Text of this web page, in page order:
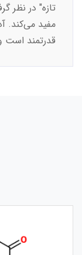
تازه" در نظر
مفید می‌کند.
قدرتمند است